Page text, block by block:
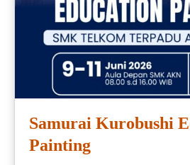
Samurai Kurobushi
Painting